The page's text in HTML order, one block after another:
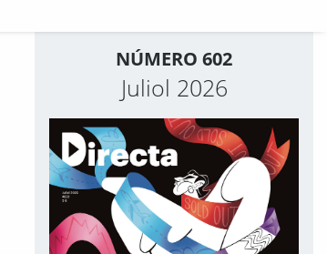
NÚMERO 602
Juliol 2026